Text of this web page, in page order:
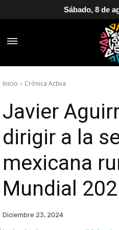
Sábado, 8 de
Inicio Crónica Activa
Javier
dirigir a la
mexicana
Mundial
Diciembre 23, 2024